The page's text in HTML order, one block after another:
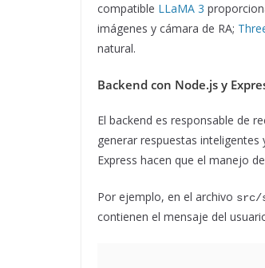
compatible LLaMA 3
imágenes y cámara de RA;
natural.
Backend con Node.js y
El backend es responsable de
generar respuestas
Express hacen que el manejo
Por ejemplo, en el archivo src/
contienen el mensaje del